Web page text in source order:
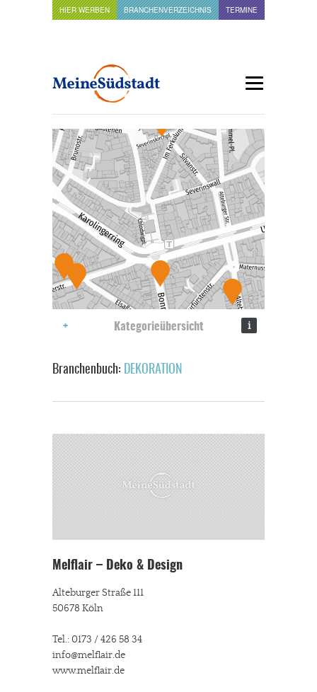
HIER WERBEN BRANCHENVERZEICHNIS TERMINE
i
Kategorieübersicht
Branchenbuch: DEKORATION
Melflair – Deko & Design
Alteburger Straße 111
50678 Köln
Tel.: 0173 / 426 58 34
info@melflair.de
www.melflair.de